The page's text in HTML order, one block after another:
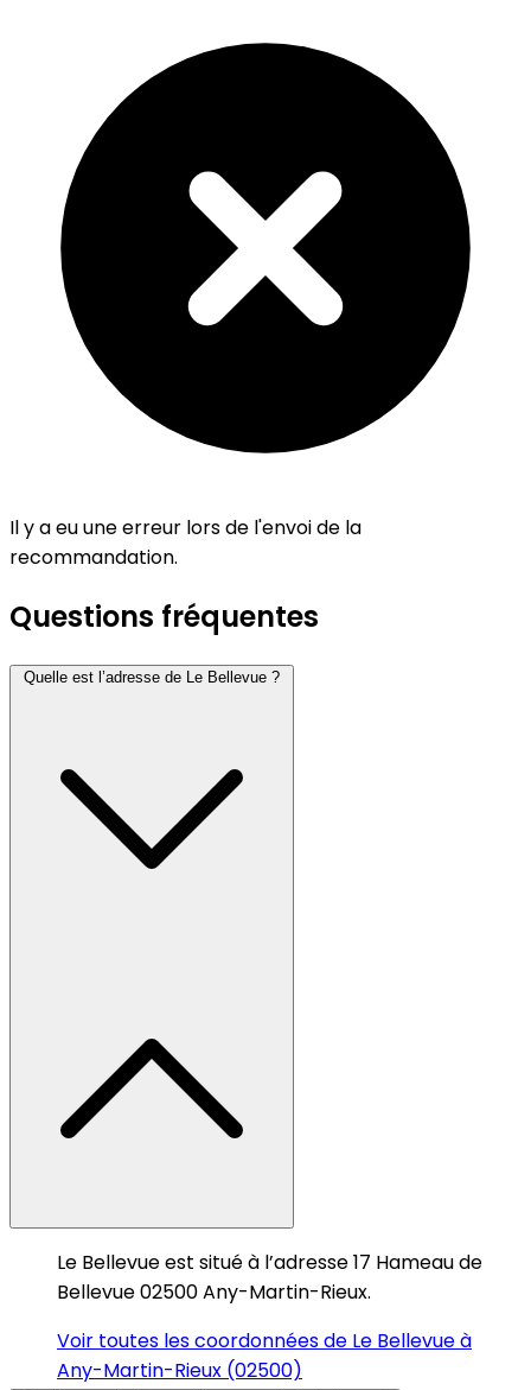
Il y a eu une erreur lors de l'envoi de la
recommandation.
Questions fréquentes
Quelle est l’adresse de Le Bellevue ?
Le Bellevue est situé à l’adresse 17 Hameau de
Bellevue 02500 Any-Martin-Rieux.
Voir toutes les coordonnées de Le Bellevue à
Any-Martin-Rieux (02500)